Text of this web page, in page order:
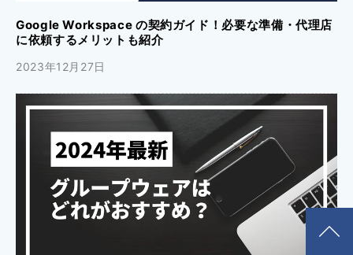
Google Workspace の契約ガイド！必要な準備・代理店
に依頼するメリットも紹介
2023年12月27日